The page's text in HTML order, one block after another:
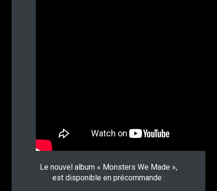
Le nouvel album « Monsters We Made »,
est disponible en précommande :